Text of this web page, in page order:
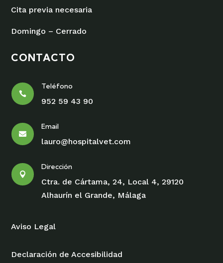
Cita previa necesaria
Domingo – Cerrado
CONTACTO

Teléfono
952 59 43 90

Email
lauro@hospitalvet.com

Dirección
Ctra. de Cártama, 24, Local 4, 29120
Alhaurín el Grande, Málaga
Aviso Legal
Declaración de Accesibilidad